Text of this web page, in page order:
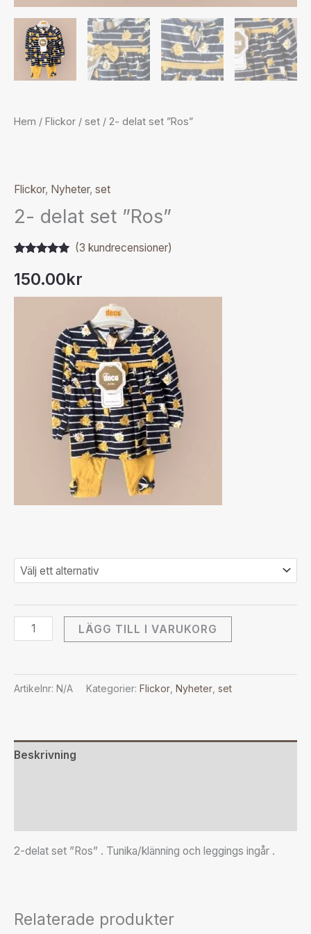
Hem / Flickor / set / 2- delat set ”Ros”
Flickor, Nyheter, set
2- delat set ”Ros”
5.00av 5
baserat på
kundrecensioner
(3 kundrecensioner)
150.00kr
LÄGG TILL I VARUKORG
Artikelnr: N/A Kategorier: Flickor Nyheter set
Beskrivning
2-delat set ”Ros” . Tunika/klänning och leggings ingår .
Relaterade produkter